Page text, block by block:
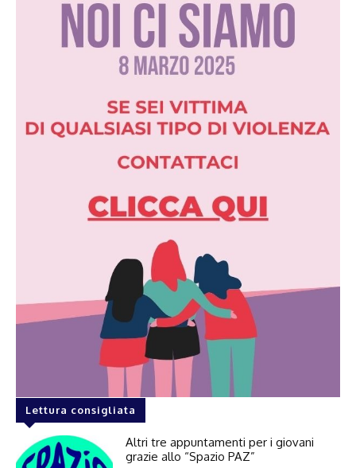
Lettura consigliata
Altri tre appuntamenti per i giovani
grazie allo “Spazio PAZ”